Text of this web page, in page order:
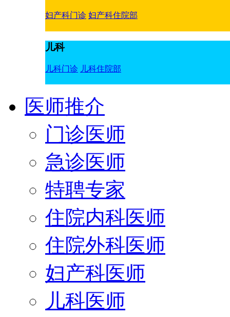
妇产科门诊 妇产科住院部
儿科
儿科门诊 儿科住院部
医师推介
门诊医师
急诊医师
特聘专家
住院内科医师
住院外科医师
妇产科医师
儿科医师